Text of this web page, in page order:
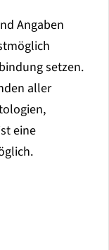
Angaben
setzen.
aller
eine